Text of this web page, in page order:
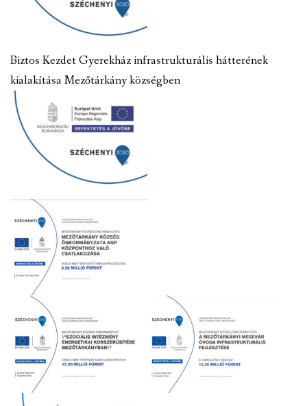
Biztos Kezdet Gyerekház infrastrukturális hátterének
kialakítása Mezőtárkány községben